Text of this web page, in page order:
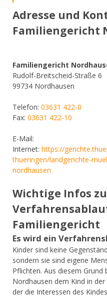
Adresse und
Familiengericht
Familiengericht
Rudolf-Breitscheid-Straße 6
99734 Nordhausen
Telefon: 03631 422-0
Fax: 03631 422-10
E-Mail:
Internet: https://
thueringen/landgerichte-
nordhausen
Wichtige Infos
Familiengericht
Es wird ein
Kinder sind keine
sondern sie sind eigene
Pflichten. Aus diesem
Nordhausen dem Kind in der
der die Interessen des